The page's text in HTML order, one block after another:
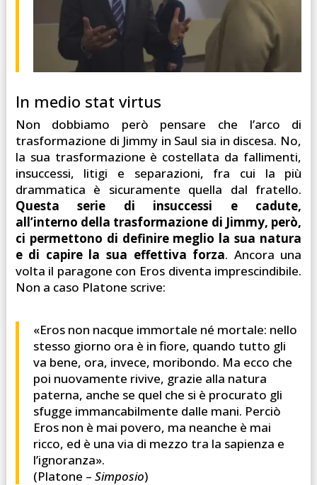
In medio stat virtus
Non dobbiamo però pensare che l’arco di
trasformazione di Jimmy in Saul sia in discesa. No,
la sua trasformazione è costellata da fallimenti,
insuccessi, litigi e separazioni, fra cui la più
drammatica è sicuramente quella dal fratello.
Questa serie di insuccessi e cadute,
all’interno della trasformazione di Jimmy, però,
ci permettono di definire meglio la sua natura
e di capire la sua effettiva forza. Ancora una
volta il paragone con Eros diventa imprescindibile.
Non a caso Platone scrive:
«Eros non nacque immortale né mortale: nello
stesso giorno ora è in fiore, quando tutto gli
va bene, ora, invece, moribondo. Ma ecco che
poi nuovamente rivive, grazie alla natura
paterna, anche se quel che si è procurato gli
sfugge immancabilmente dalle mani. Perciò
Eros non è mai povero, ma neanche è mai
ricco, ed è una via di mezzo tra la sapienza e
l’ignoranza».
(Platone – Simposio)